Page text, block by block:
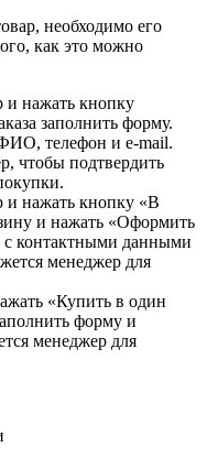
необходимо его
как это можно
и нажать кнопку
заполнить форму.
телефон и e-mail.
чтобы подтвердить
и нажать кнопку «В
и нажать «Оформить
с контактными данными
менеджер для
«Купить в один
форму и
менеджер для